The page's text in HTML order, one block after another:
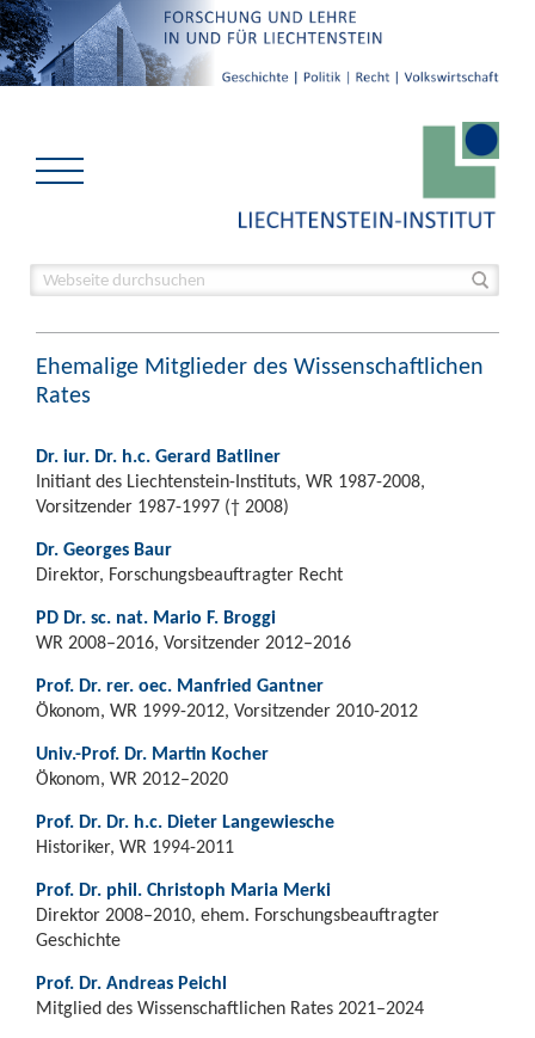
Ehemalige Mitglieder des Wissenschaftlichen
Rates
Dr. iur. Dr. h.c. Gerard Batliner
Initiant des Liechtenstein-Instituts, WR 1987-2008,
Vorsitzender 1987-1997 († 2008)
Dr. Georges Baur
Direktor, Forschungsbeauftragter Recht
PD Dr. sc. nat. Mario F. Broggi
WR 2008–2016, Vorsitzender 2012–2016
Prof. Dr. rer. oec. Manfried Gantner
Ökonom, WR 1999-2012, Vorsitzender 2010-2012
Univ.-Prof. Dr. Martin Kocher
Ökonom, WR 2012–2020
Prof. Dr. Dr. h.c. Dieter Langewiesche
Historiker, WR 1994-2011
Prof. Dr. phil. Christoph Maria Merki
Direktor 2008–2010, ehem. Forschungsbeauftragter
Geschichte
Prof. Dr. Andreas Peichl
Mitglied des Wissenschaftlichen Rates 2021–2024